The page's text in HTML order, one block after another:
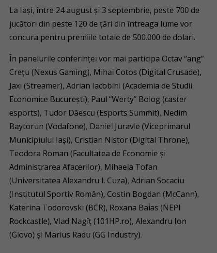
La Iași, între 24 august și 3 septembrie, peste 700 de
jucători din peste 120 de țări din întreaga lume vor
concura pentru premiile totale de 500.000 de dolari.
În panelurile conferinței vor mai participa Octav “ang”
Crețu (Nexus Gaming), Mihai Cotos (Digital Crusade),
Jaxi (Streamer), Adrian Iacobini (Academia de Studii
Economice București), Paul “Werty” Bolog (caster
esports), Tudor Dăescu (Esports Summit), Nedim
Baytorun (Vodafone), Daniel Juravle (Viceprimarul
Municipiului Iași), Cristian Nistor (Digital Throne),
Teodora Roman (Facultatea de Economie și
Administrarea Afacerilor), Mihaela Tofan
(Universitatea Alexandru I. Cuza), Adrian Socaciu
(Institutul Sportiv Român), Costin Bogdan (McCann),
Katerina Todorovski (BCR), Roxana Baias (NEPI
Rockcastle), Vlad Nagîț (101HP.ro), Alexandru Ion
(Glovo) și Marius Radu (GG Industry).